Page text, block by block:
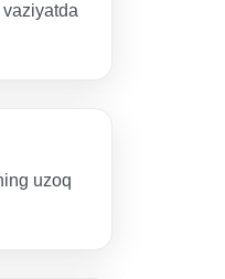
uzoq